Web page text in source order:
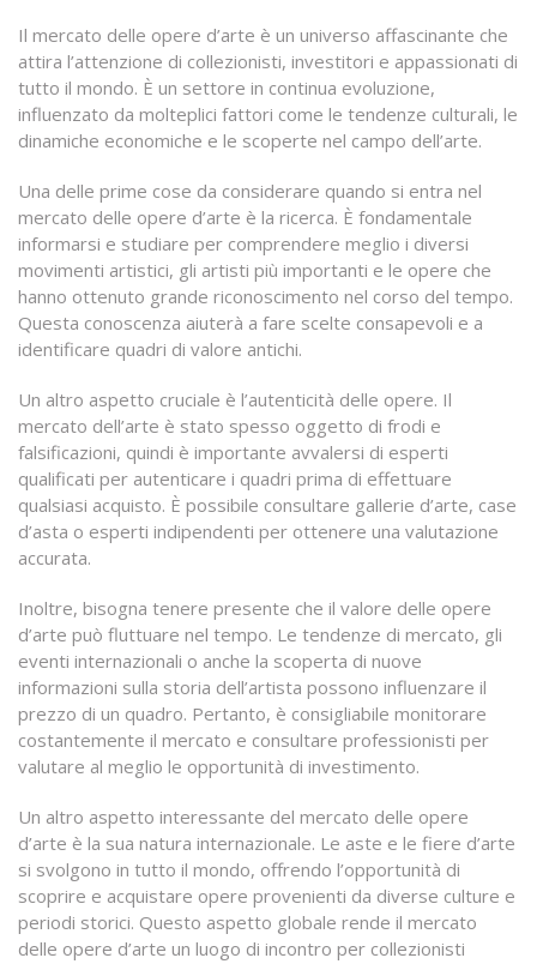
Il mercato delle opere d’arte è un universo affascinante che
attira l’attenzione di collezionisti, investitori e appassionati di
tutto il mondo. È un settore in continua evoluzione,
influenzato da molteplici fattori come le tendenze culturali, le
dinamiche economiche e le scoperte nel campo dell’arte.
Una delle prime cose da considerare quando si entra nel
mercato delle opere d’arte è la ricerca. È fondamentale
informarsi e studiare per comprendere meglio i diversi
movimenti artistici, gli artisti più importanti e le opere che
hanno ottenuto grande riconoscimento nel corso del tempo.
Questa conoscenza aiuterà a fare scelte consapevoli e a
identificare quadri di valore antichi.
Un altro aspetto cruciale è l’autenticità delle opere. Il
mercato dell’arte è stato spesso oggetto di frodi e
falsificazioni, quindi è importante avvalersi di esperti
qualificati per autenticare i quadri prima di effettuare
qualsiasi acquisto. È possibile consultare gallerie d’arte, case
d’asta o esperti indipendenti per ottenere una valutazione
accurata.
Inoltre, bisogna tenere presente che il valore delle opere
d’arte può fluttuare nel tempo. Le tendenze di mercato, gli
eventi internazionali o anche la scoperta di nuove
informazioni sulla storia dell’artista possono influenzare il
prezzo di un quadro. Pertanto, è consigliabile monitorare
costantemente il mercato e consultare professionisti per
valutare al meglio le opportunità di investimento.
Un altro aspetto interessante del mercato delle opere
d’arte è la sua natura internazionale. Le aste e le fiere d’arte
si svolgono in tutto il mondo, offrendo l’opportunità di
scoprire e acquistare opere provenienti da diverse culture e
periodi storici. Questo aspetto globale rende il mercato
delle opere d’arte un luogo di incontro per collezionisti